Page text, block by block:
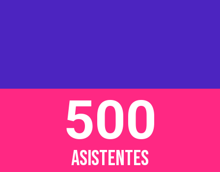
ASISTENTES
500